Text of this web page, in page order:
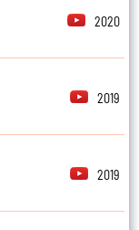
2020
2019
2019